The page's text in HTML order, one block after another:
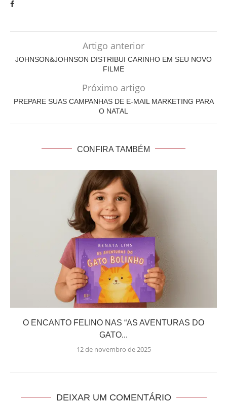
Artigo anterior
JOHNSON&JOHNSON DISTRIBUI CARINHO EM SEU NOVO
FILME
Próximo artigo
PREPARE SUAS CAMPANHAS DE E-MAIL MARKETING PARA
O NATAL
CONFIRA TAMBÉM
O ENCANTO FELINO NAS “AS AVENTURAS DO
GATO...
12 de novembro de 2025
DEIXAR UM COMENTÁRIO